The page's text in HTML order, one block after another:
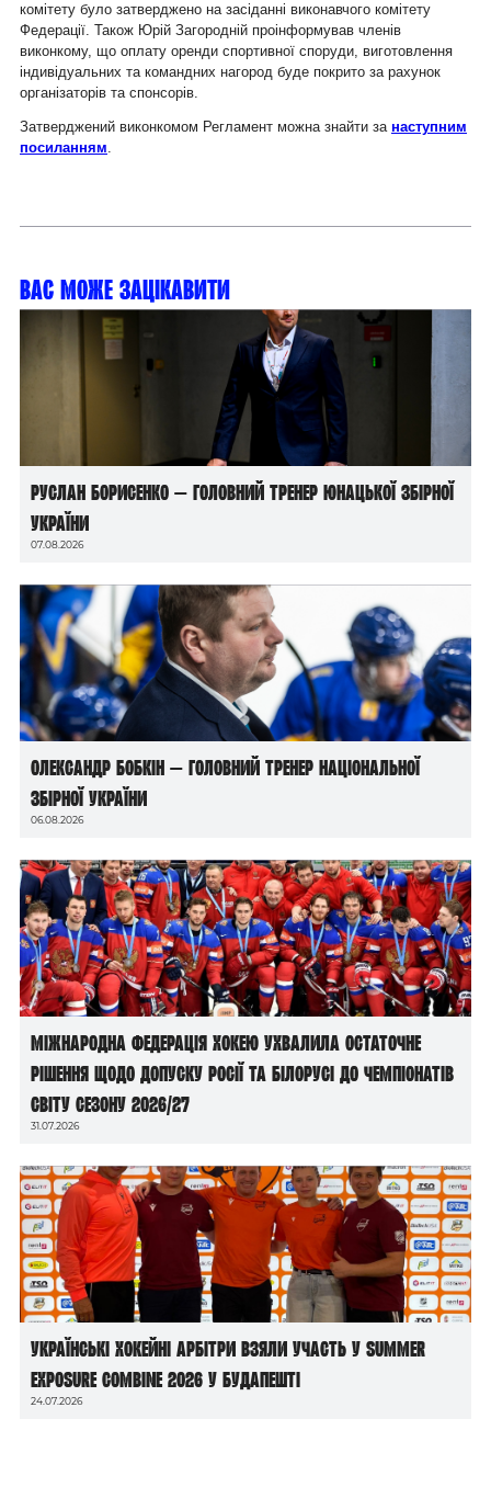
комітету було затверджено на засіданні виконавчого комітету
Федерації. Також Юрій Загородній проінформував членів
виконкому, що оплату оренди спортивної споруди, виготовлення
індивідуальних та командних нагород буде покрито за рахунок
організаторів та спонсорів.
Затверджений виконкомом Регламент можна знайти за наступним
посиланням.
Вас може зацікавити
Руслан Борисенко — головний тренер юнацької збірної
України
07.08.2026
Олександр Бобкін — головний тренер національної
збірної України
06.08.2026
Міжнародна федерація хокею ухвалила остаточне
рішення щодо допуску росії та білорусі до чемпіонатів
світу сезону 2026/27
31.07.2026
Українські хокейні арбітри взяли участь у Summer
Exposure Combine 2026 у Будапешті
24.07.2026